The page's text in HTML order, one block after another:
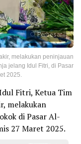
Perbesar
melakukan peninjauan
jelang Idul Fitri, di Pasar
2025.
Fitri, Ketua Tim
melakukan
di Pasar Al-
27 Maret 2025.